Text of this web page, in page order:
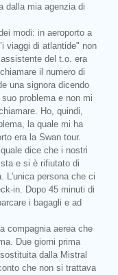
dalla mia agenzia di
modi: in aeroporto a
viaggi di atlantide" non
del t.o. era
il numero di
una signora dicendo
problema e non mi
Ho, quindi,
la quale mi ha
era la Swan tour.
dice che i nostri
e si è rifiutato di
L'unica persona che ci
in. Dopo 45 minuti di
i bagagli e ad
compagnia aerea che
Due giorni prima
dalla Mistral
che non si trattava